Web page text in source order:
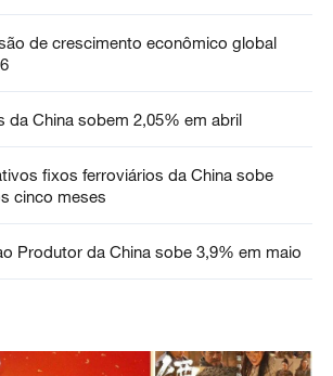
de crescimento econômico global
da China sobem 2,05% em abril
fixos ferroviários da China sobe
cinco meses
Produtor da China sobe 3,9% em maio